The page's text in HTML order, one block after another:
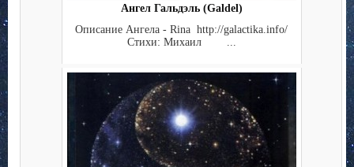
Ангел Гальдэль (Galdel)
Описание Ангела - Rina http://galactika.info/
Стихи: Михаил ...